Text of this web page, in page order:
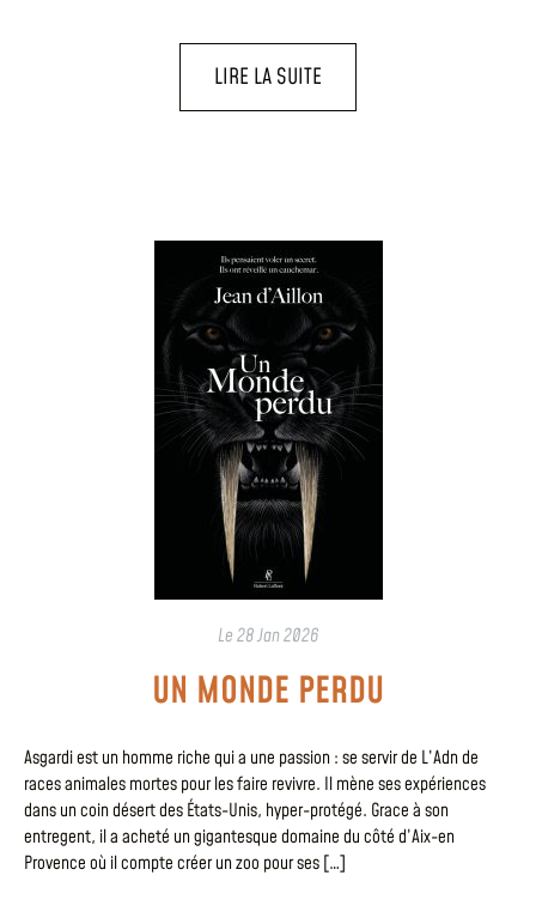
LIRE LA SUITE
Le28 Jan 2026
UN MONDE PERDU
Asgardi est un homme riche qui a une passion : se servir de L’Adn de
races animales mortes pour les faire revivre. Il mène ses expériences
dans un coin désert des États-Unis, hyper-protégé. Grace à son
entregent, il a acheté un gigantesque domaine du côté d’Aix-en
Provence où il compte créer un zoo pour ses […]